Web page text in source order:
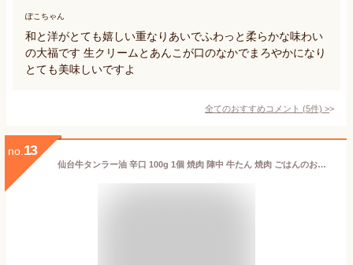
ぽこちゃん
和と洋がとても嬉しい重なりあいでふわっと柔らかな味わい
の大福です 生クリームとあんこが口のなかでまろやかになり
とても美味しいですよ
全てのおすすめコメント (5件) >
no. 13
仙台牛タンラー油 辛口 100g 1個 焼肉 陣中 牛たん 焼肉 ごはんのおとも 自宅用 仙台 お土産 宮城 テレビで紹介 お取り寄せ 食べるラー油